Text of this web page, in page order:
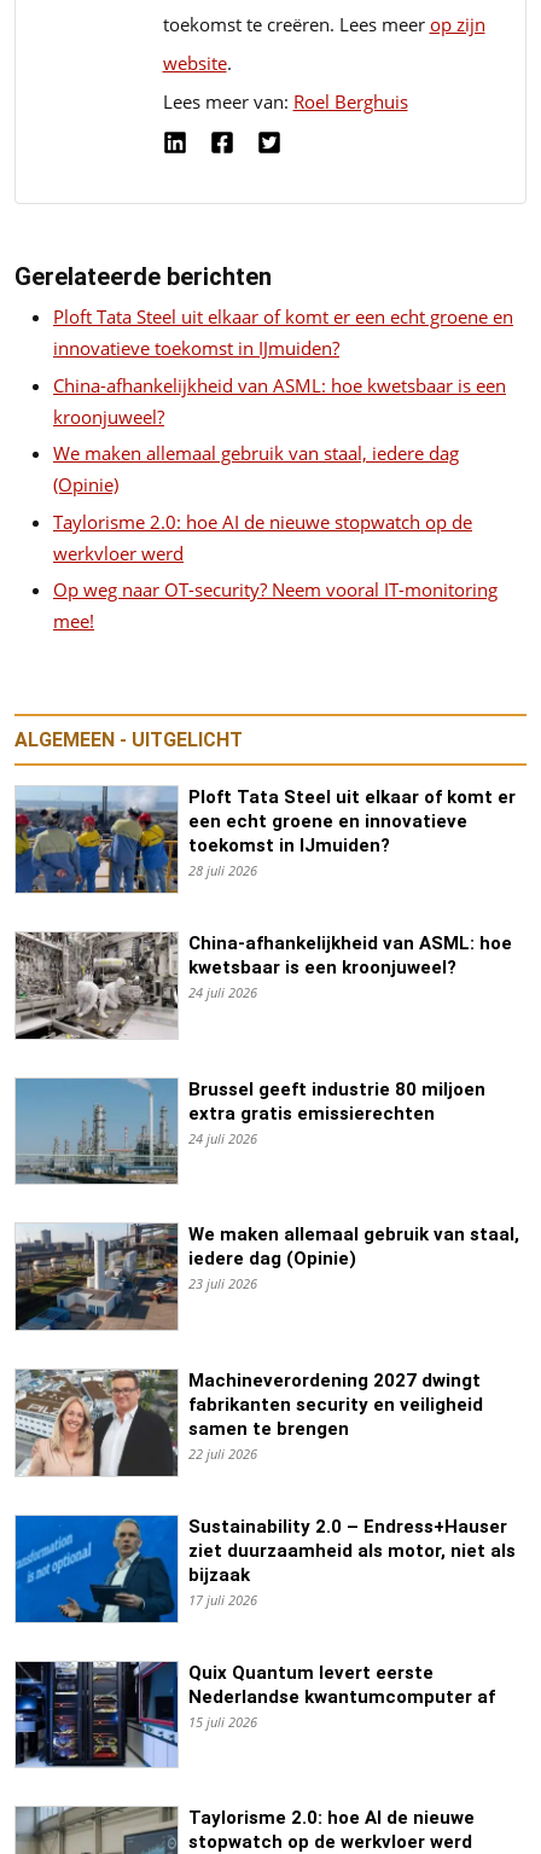
toekomst te creëren. Lees meer op zijn
website.
Lees meer van: Roel Berghuis
Gerelateerde berichten
Ploft Tata Steel uit elkaar of komt er een echt groene en
innovatieve toekomst in IJmuiden?
China-afhankelijkheid van ASML: hoe kwetsbaar is een
kroonjuweel?
We maken allemaal gebruik van staal, iedere dag
(Opinie)
Taylorisme 2.0: hoe AI de nieuwe stopwatch op de
werkvloer werd
Op weg naar OT-security? Neem vooral IT-monitoring
mee!
ALGEMEEN - UITGELICHT
Ploft Tata Steel uit elkaar of komt er
een echt groene en innovatieve
toekomst in IJmuiden?
28 juli 2026
China-afhankelijkheid van ASML: hoe
kwetsbaar is een kroonjuweel?
24 juli 2026
Brussel geeft industrie 80 miljoen
extra gratis emissierechten
24 juli 2026
We maken allemaal gebruik van staal,
iedere dag (Opinie)
23 juli 2026
Machineverordening 2027 dwingt
fabrikanten security en veiligheid
samen te brengen
22 juli 2026
Sustainability 2.0 – Endress+Hauser
ziet duurzaamheid als motor, niet als
bijzaak
17 juli 2026
Quix Quantum levert eerste
Nederlandse kwantumcomputer af
15 juli 2026
Taylorisme 2.0: hoe AI de nieuwe
stopwatch op de werkvloer werd